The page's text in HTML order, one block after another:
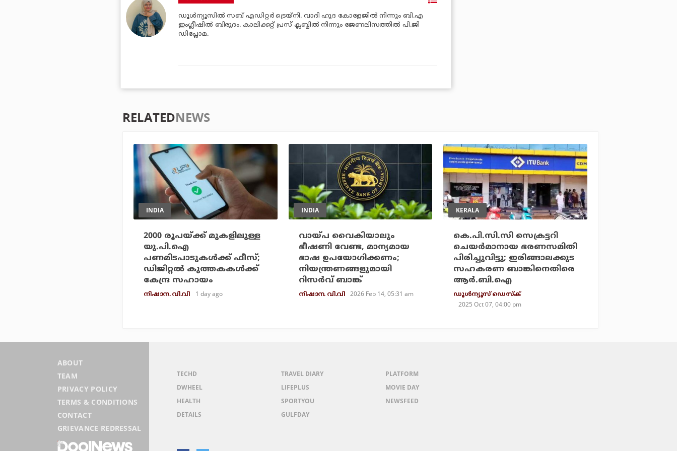
ഡൂള്‍ന്യൂസില്‍ സബ് എഡിറ്റര്‍ ട്രെയ്‌നി. വാദി ഹുദ കോളേജില്‍ നിന്നും ബി.എ
ഇംഗ്ലീഷില്‍ ബിരുദം. കാലിക്കറ്റ് പ്രസ് ക്ലബ്ബില്‍ നിന്നും ജേണലിസത്തില്‍ പി.ജി
ഡിപ്ലോമ.
RELATEDNEWS
INDIA
2000 രൂപയ്ക്ക് മുകളിലുള്ള
യു.പി.ഐ
പണമിടപാടുകള്‍ക്ക് ഫീസ്;
ഡിജിറ്റല്‍ കുത്തകകള്‍ക്ക്
കേന്ദ്ര സഹായം
നിഷാന. വി.വി 1 day ago
INDIA
വായ്പ വൈകിയാലും
ഭീഷണി വേണ്ട, മാന്യമായ
ഭാഷ ഉപയോഗിക്കണം;
നിയന്ത്രണങ്ങളുമായി
റിസർവ് ബാങ്ക്
നിഷാന. വി.വി 2026 Feb 14, 05:31 am
KERALA
കെ.പി.സി.സി സെക്രട്ടറി
ചെയര്‍മാനായ ഭരണസമിതി
പിരിച്ചുവിട്ടു; ഇരിങ്ങാലക്കുട
സഹകരണ ബാങ്കിനെതിരെ
ആര്‍.ബി.ഐ
ഡൂള്‍ന്യൂസ് ഡെസ്‌ക്
2025 Oct 07, 04:00 pm
ABOUT
TEAM
PRIVACY POLICY
TERMS & CONDITIONS
CONTACT
GRIEVANCE REDRESSAL
TECHD
DWHEEL
HEALTH
DETAILS
TRAVEL DIARY
LIFEPLUS
SPORTYOU
GULFDAY
PLATFORM
MOVIE DAY
NEWSFEED